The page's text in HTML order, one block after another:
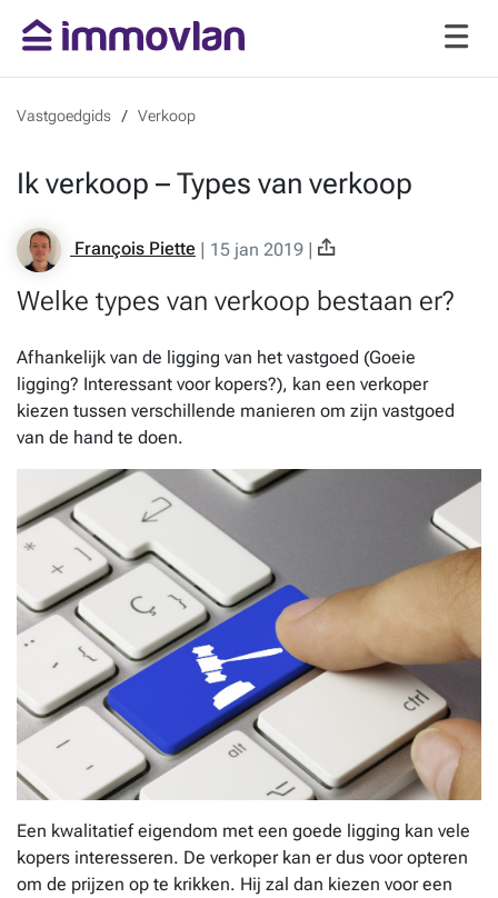
Vastgoedgids Verkoop
Ik verkoop – Types van verkoop
François Piette | 15 jan 2019 |
Welke types van verkoop bestaan er?
Afhankelijk van de ligging van het vastgoed (Goeie
ligging? Interessant voor kopers?), kan een verkoper
kiezen tussen verschillende manieren om zijn vastgoed
van de hand te doen.
Een kwalitatief eigendom met een goede ligging kan vele
kopers interesseren. De verkoper kan er dus voor opteren
om de prijzen op te krikken. Hij zal dan kiezen voor een